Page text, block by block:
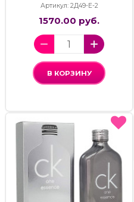
Артикул: 2Д49-Е-2
1570.00 руб.
В КОРЗИНУ